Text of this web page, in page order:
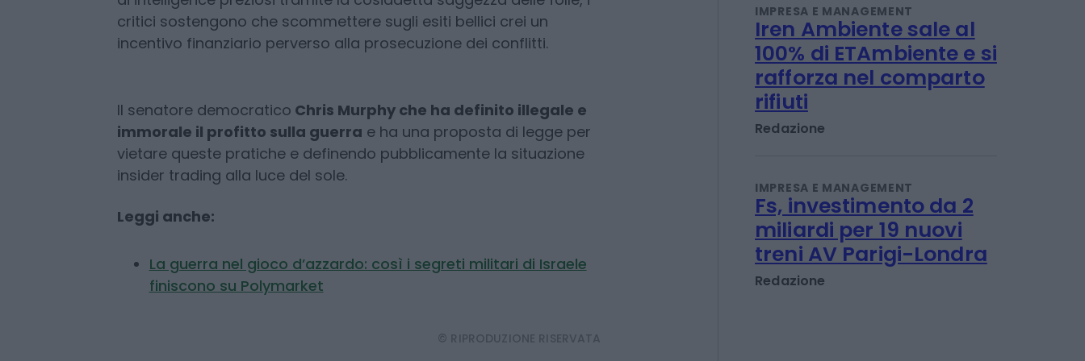
profili come Dicedicedice e Neodbs che hanno generato profitti a
sei cifre in un arco di tempo ridottissimo. Mentre la difesa di
Polymarket si basa sull’idea che i mercati predittivi offrano segnali
incentivo finanziario perverso alla prosecuzione dei conflitti.
Il senatore democraticoChris Murphy che ha definito illegale e
vietare queste pratiche e definendo pubblicamente la situazione
Leggi anche:
La guerra nel gioco d’azzardo: così i segreti militari di Israele
Emanuela Meucci
IMPRESA E MANAGEMENT
Iren Ambiente sale al
100% di ETAmbiente e si
Redazione
IMPRESA E MANAGEMENT
Fs, investimento da 2